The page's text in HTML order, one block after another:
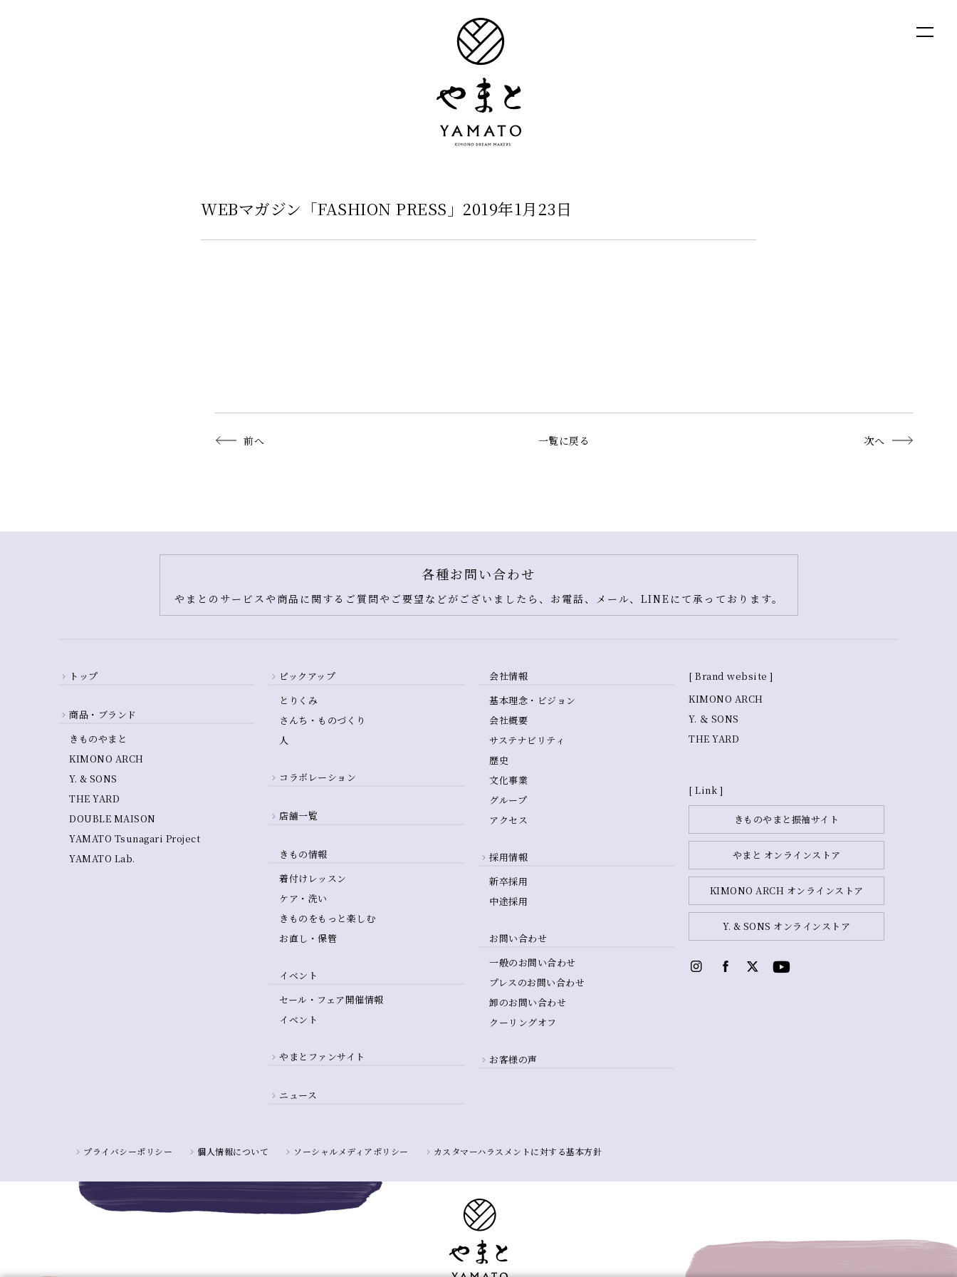
WEBマガジン「FASHION PRESS」2019年1月23日
前へ 一覧に戻る 次へ
各種お問い合わせ
やまとのサービスや商品に関するご質問やご要望などがございましたら、お電話、メール、LINEにて承っております。
トップ
商品・ブランド
きものやまと
KIMONO ARCH
Y. & SONS
THE YARD
DOUBLE MAISON
YAMATO Tsunagari Project
YAMATO Lab.
ピックアップ
とりくみ
さんち・ものづくり
人
コラボレーション
店舗一覧
きもの情報
着付けレッスン
ケア・洗い
きものをもっと楽しむ
お直し・保管
イベント
セール・フェア開催情報
イベント
やまとファンサイト
ニュース
会社情報
基本理念・ビジョン
会社概要
サステナビリティ
歴史
文化事業
グループ
アクセス
採用情報
新卒採用
中途採用
お問い合わせ
一般のお問い合わせ
プレスのお問い合わせ
卸のお問い合わせ
クーリングオフ
お客様の声
プライバシーポリシー 個人情報について ソーシャルメディアポリシー カスタマーハラスメントに対する基本方針
[ Brand website ]
KIMONO ARCH
Y. ＆ SONS
THE YARD
[ Link ]
きものやまと振袖サイト
やまと オンラインストア
KIMONO ARCH オンラインストア
Y. & SONS オンラインストア